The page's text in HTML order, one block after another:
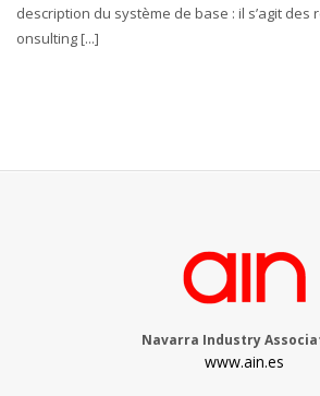
description du système de base : il s’agit des
onsulting [...]
Navarra Industry
www.ain.es